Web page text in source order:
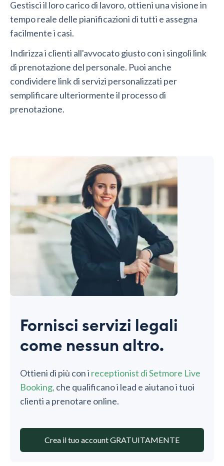
Gestisci il loro carico di lavoro, ottieni una visione in
tempo reale delle pianificazioni di tutti e assegna
facilmente i casi.
Indirizza i clienti all'avvocato giusto con i singoli link
di prenotazione del personale. Puoi anche
condividere link di servizi personalizzati per
semplificare ulteriormente il processo di
prenotazione.
Fornisci servizi legali
come nessun altro.
Ottieni di più con i receptionist di Setmore Live
Booking, che qualificano i lead e aiutano i tuoi
clienti a prenotare online.
Crea il tuo account GRATUITAMENTE